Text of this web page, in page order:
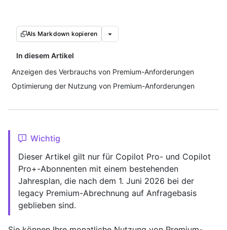
Als Markdown kopieren
In diesem Artikel
Anzeigen des Verbrauchs von Premium-Anforderungen
Optimierung der Nutzung von Premium-Anforderungen
Wichtig
Dieser Artikel gilt nur für Copilot Pro- und Copilot
Pro+-Abonnenten mit einem bestehenden
Jahresplan, die nach dem 1. Juni 2026 bei der
legacy Premium-Abrechnung auf Anfragebasis
geblieben sind.